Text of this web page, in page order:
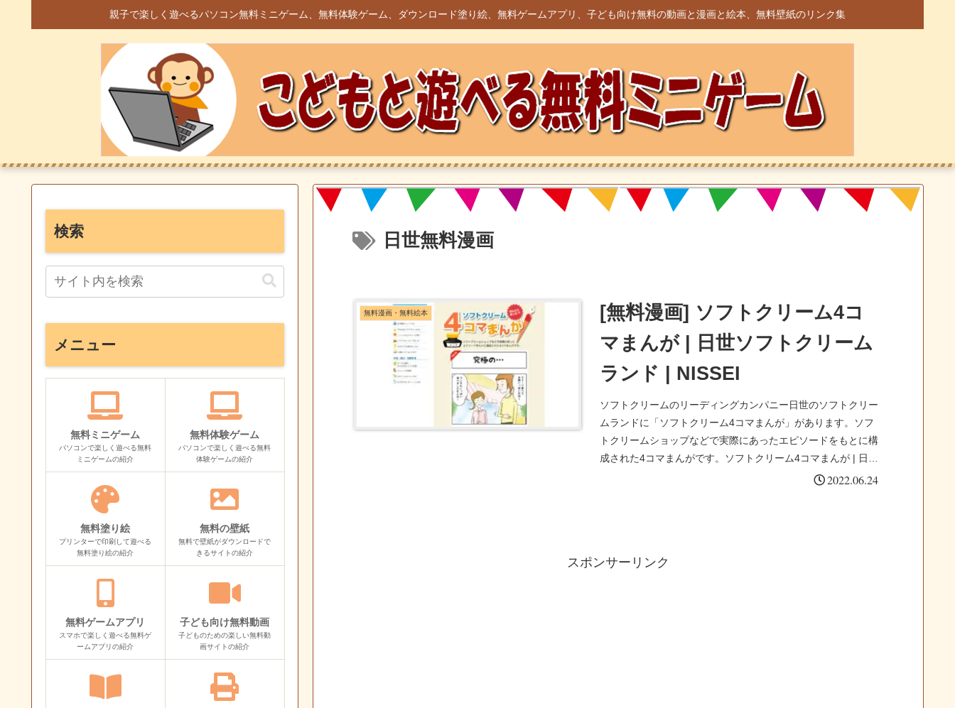
親子で楽しく遊べるパソコン無料ミニゲーム、無料体験ゲーム、ダウンロード塗り絵、無料ゲームアプリ、子ども向け無料の動画と漫画と絵本、無料壁紙のリンク集
日世無料漫画
無料漫画・無料絵本
[無料漫画] ソフトクリーム4コ
マまんが | 日世ソフトクリーム
ランド | NISSEI
ソフトクリームのリーディングカンパニー日世のソフトクリー
ムランドに「ソフトクリーム4コマまんが」があります。ソフ
トクリームショップなどで実際にあったエピソードをもとに構
成された4コマまんがです。ソフトクリーム4コマまんが | 日世
2022.06.24
スポンサーリンク
検索
メニュー
無料ミニゲーム
パソコンで楽しく遊べる無料
ミニゲームの紹介
無料体験ゲーム
パソコンで楽しく遊べる無料
体験ゲームの紹介
無料塗り絵
プリンターで印刷して遊べる
無料塗り絵の紹介
無料の壁紙
無料で壁紙がダウンロードで
きるサイトの紹介
無料ゲームアプリ
スマホで楽しく遊べる無料ゲ
ームアプリの紹介
子ども向け無料動画
子どものための楽しい無料動
画サイトの紹介